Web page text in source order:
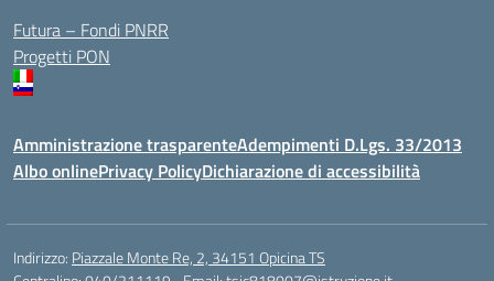
Futura – Fondi PNRR
Progetti PON
Amministrazione trasparenteAdempimenti D.Lgs. 33/2013
Albo onlinePrivacy PolicyDichiarazione di accessibilità
Indirizzo: Piazzale Monte Re, 2, 34151 Opicina TS